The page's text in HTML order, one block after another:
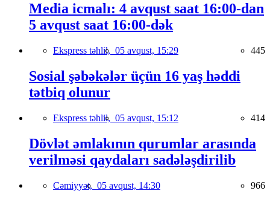
Media icmalı: 4 avqust saat 16:00-dan
5 avqust saat 16:00-dək
Ekspress təhlil, 05 avqust, 15:29 445
Sosial şəbəkələr üçün 16 yaş həddi
tətbiq olunur
Ekspress təhlil, 05 avqust, 15:12 414
Dövlət əmlakının qurumlar arasında
verilməsi qaydaları sadələşdirilib
Cəmiyyət, 05 avqust, 14:30 966